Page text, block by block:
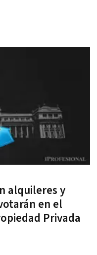
alquileres y
en el
Privada